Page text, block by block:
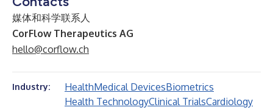
媒体和科学联系人
CorFlow Therapeutics AG
hello@corflow.ch
Industry: HealthMedical DevicesBiometrics
Health TechnologyClinical TrialsCardiology